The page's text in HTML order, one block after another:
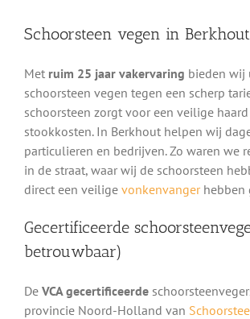
Schoorsteen vegen in Berkhout
Met ruim 25 jaar vakervaring bieden wij
schoorsteen vegen tegen een scherp
schoorsteen zorgt voor een veilige
stookkosten. In Berkhout helpen wij
particulieren en bedrijven. Zo waren we
in de straat, waar wij de schoorsteen
direct een veilige vonkenvangerhebben
Gecertificeerde
betrouwbaar)
De VCA gecertificeerde
provincie Noord-Holland van